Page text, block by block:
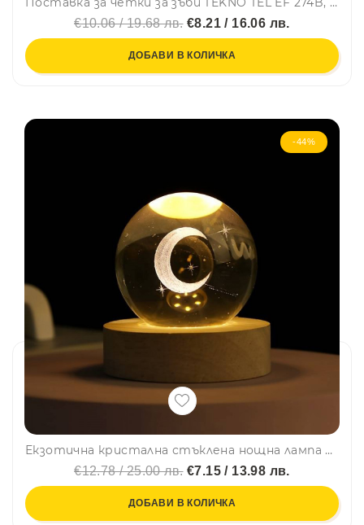
€10.06 / 19.68 лв.€8.21 / 16.06 лв.
ДОБАВИ В КОЛИЧКА
-44%
Екзотична кристална стъклена нощна лампа с 3D холограмно изображение на Луната 3D Creative lamp MOON
€12.78 / 25.00 лв.€7.15 / 13.98 лв.
ДОБАВИ В КОЛИЧКА